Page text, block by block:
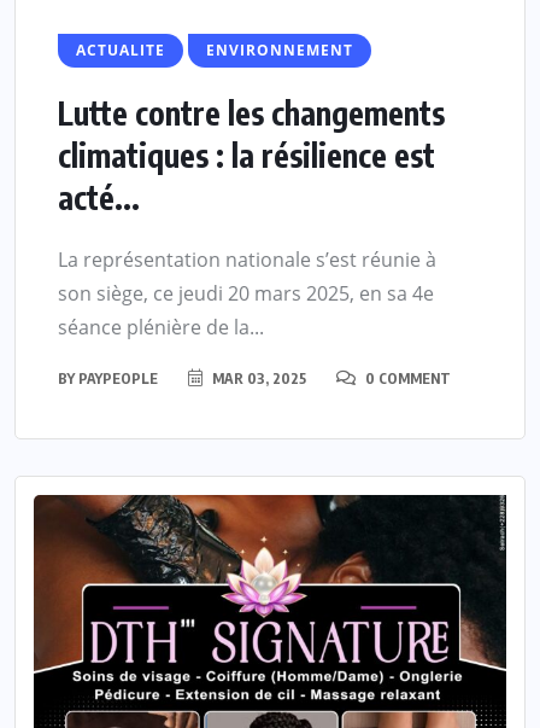
ACTUALITE ENVIRONNEMENT
Lutte contre les changements
climatiques : la résilience est
acté...
La représentation nationale s’est réunie à
son siège, ce jeudi 20 mars 2025, en sa 4e
séance plénière de la...
BY PAYPEOPLE MAR 03, 2025 0 COMMENT